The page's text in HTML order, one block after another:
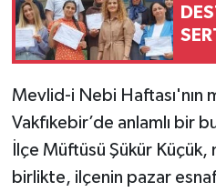
Mevlid-i Nebi Haftası'nın
Vakfıkebir’de anlamlı bir
İlçe Müftüsü Şükür
birlikte, ilçenin pazar